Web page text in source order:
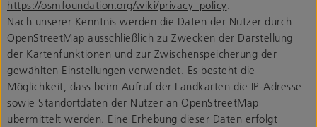
https://osmfoundation.org/wiki/privacy_policy.
Nach unserer Kenntnis werden die Daten der Nutzer durch
OpenStreetMap ausschließlich zu Zwecken der Darstellung
der Kartenfunktionen und zur Zwischenspeicherung der
gewählten Einstellungen verwendet. Es besteht die
Möglichkeit, dass beim Aufruf der Landkarten die IP-Adresse
sowie Standortdaten der Nutzer an OpenStreetMap
übermittelt werden. Eine Erhebung dieser Daten erfolgt